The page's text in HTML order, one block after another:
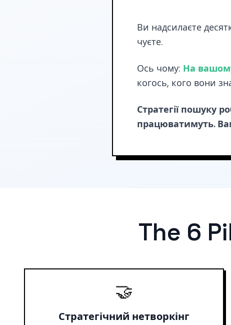
Ви надсилаєте
чуєте.
Ось чому: На
когось, кого вони
Стратегії пошуку
працюватимуть.
The 6
🤝
Стратегічний нетворкінг